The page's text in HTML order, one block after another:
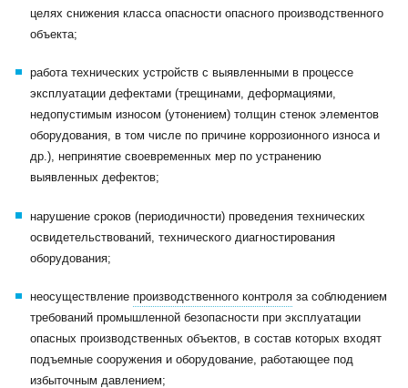
целях снижения класса опасности опасного производственного
объекта;
работа технических устройств с выявленными в процессе
эксплуатации дефектами (трещинами, деформациями,
недопустимым износом (утонением) толщин стенок элементов
оборудования, в том числе по причине коррозионного износа и
др.), непринятие своевременных мер по устранению
выявленных дефектов;
нарушение сроков (периодичности) проведения технических
освидетельствований, технического диагностирования
оборудования;
неосуществление производственного контроля за соблюдением
требований промышленной безопасности при эксплуатации
опасных производственных объектов, в состав которых входят
подъемные сооружения и оборудование, работающее под
избыточным давлением;